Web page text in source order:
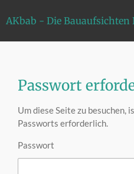
Hauptinhalt
AKbab - Die Bauaufsichten
Passwort
Um diese Seite zu besuchen,
Passworts erforderlich.
Passwort